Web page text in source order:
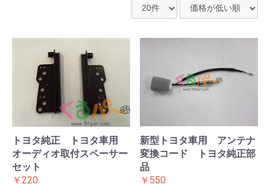
トヨタ純正 トヨタ車用
オーディオ取付スペーサー
セット
￥220
新型トヨタ車用 アンテナ
変換コード トヨタ純正部
品
￥550